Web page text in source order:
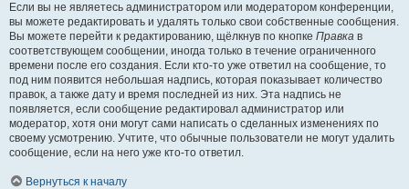
Если вы не являетесь администратором или модератором конференции,
вы можете редактировать и удалять только свои собственные сообщения.
Вы можете перейти к редактированию, щёлкнув по кнопке Правка в
соответствующем сообщении, иногда только в течение ограниченного
времени после его создания. Если кто-то уже ответил на сообщение, то
под ним появится небольшая надпись, которая показывает количество
правок, а также дату и время последней из них. Эта надпись не
появляется, если сообщение редактировал администратор или
модератор, хотя они могут сами написать о сделанных изменениях по
своему усмотрению. Учтите, что обычные пользователи не могут удалить
сообщение, если на него уже кто-то ответил.
Вернуться к началу